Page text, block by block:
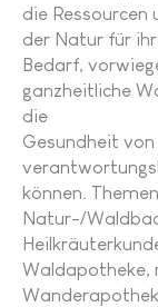
die
der Natur für
Bedarf,
ganzheitliche
die
Gesundheit
können.
Natur-/
Waldapotheke,